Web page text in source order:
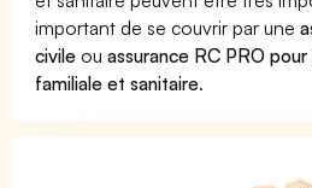
important de se couvrir par une
civile ouassurance RC PRO
familiale et sanitaire.